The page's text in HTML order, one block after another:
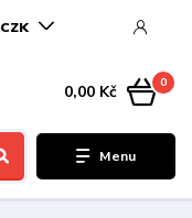
Menu
CZK
0
0,00 Kč